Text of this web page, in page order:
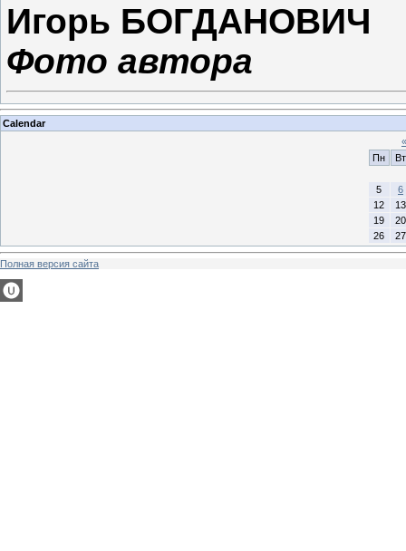
Игорь БОГДАНОВИЧ
Фото автора
Calendar
«
Пн
Вт
5
6
12
13
19
20
26
27
Полная версия сайта